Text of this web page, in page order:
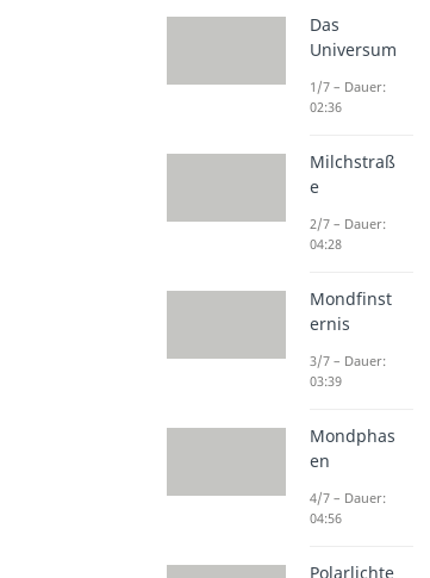
Das
Universum
1/7 – Dauer:
02:36
Milchstraß
e
2/7 – Dauer:
04:28
Mondfinst
ernis
3/7 – Dauer:
03:39
Mondphas
en
4/7 – Dauer:
04:56
Polarlichte